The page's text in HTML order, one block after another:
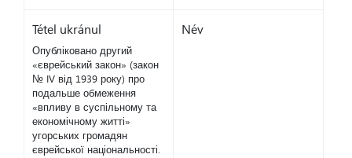
Tétel ukránul
Опубліковано другий
«єврейський закон» (закон
№ IV від 1939 року) про
подальше обмеження
«впливу в суспільному та
економічному житті»
угорських громадян
єврейської національності.
Név